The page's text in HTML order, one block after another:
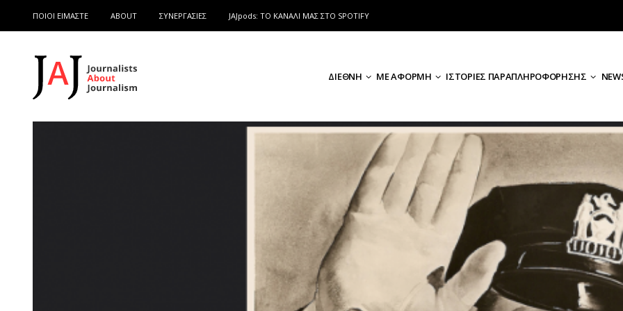
ΠΟΙΟΙ ΕΙΜΑΣΤΕ ABOUT ΣΥΝΕΡΓΑΣΙΕΣ JAJpods: TO ΚΑΝΑΛΙ ΜΑΣ ΣΤΟ SPOTIFY
ΔΙΕΘΝΗ ΜΕ ΑΦΟΡΜΗ ΙΣΤΟΡΙΕΣ ΠΑΡΑΠΛΗΡΟΦΟΡΗΣΗΣ